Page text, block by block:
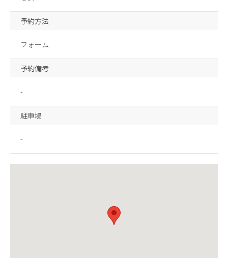
予約方法
フォーム
予約備考
-
駐車場
-